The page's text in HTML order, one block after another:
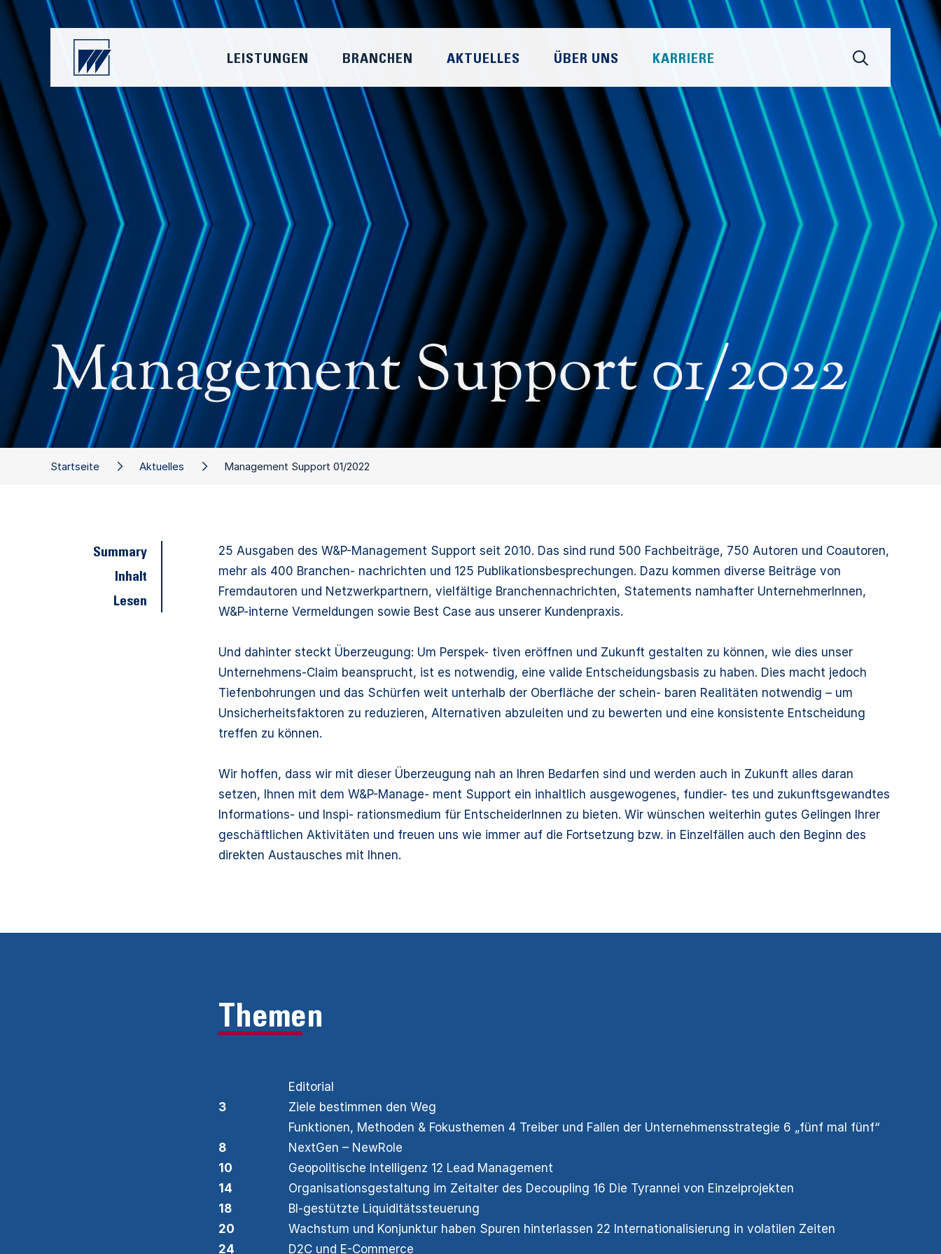
25 Ausgaben des W&P-Management Support seit 2010. Das sind rund 500 Fachbeiträge, 750 Autoren und Coautoren,
mehr als 400 Branchen- nachrichten und 125 Publikationsbesprechungen. Dazu kommen diverse Beiträge von
Fremdautoren und Netzwerkpartnern, vielfältige Branchennachrichten, Statements namhafter UnternehmerInnen,
W&P-interne Vermeldungen sowie Best Case aus unserer Kundenpraxis.
Und dahinter steckt Überzeugung: Um Perspek- tiven eröffnen und Zukunft gestalten zu können, wie dies unser
Unternehmens-Claim beansprucht, ist es notwendig, eine valide Entscheidungsbasis zu haben. Dies macht jedoch
Tiefenbohrungen und das Schürfen weit unterhalb der Oberfläche der schein- baren Realitäten notwendig – um
Unsicherheitsfaktoren zu reduzieren, Alternativen abzuleiten und zu bewerten und eine konsistente Entscheidung
treffen zu können.
Wir hoffen, dass wir mit dieser Überzeugung nah an Ihren Bedarfen sind und werden auch in Zukunft alles daran
setzen, Ihnen mit dem W&P-Manage- ment Support ein inhaltlich ausgewogenes, fundier- tes und zukunftsgewandtes
Informations- und Inspi- rationsmedium für EntscheiderInnen zu bieten. Wir wünschen weiterhin gutes Gelingen Ihrer
geschäftlichen Aktivitäten und freuen uns wie immer auf die Fortsetzung bzw. in Einzelfällen auch den Beginn des
direkten Austausches mit Ihnen.
Startseite Aktuelles Management Support 01/2022
Management Support 01/2022
LEISTUNGEN BRANCHEN AKTUELLES ÜBER UNS KARRIERE
Themen
Editorial
3
Ziele bestimmen den Weg
Funktionen, Methoden & Fokusthemen 4 Treiber und Fallen der Unternehmensstrategie 6 „fünf mal fünf“
8
NextGen – NewRole
10
Geopolitische Intelligenz 12 Lead Management
14
Organisationsgestaltung im Zeitalter des Decoupling 16 Die Tyrannei von Einzelprojekten
18
BI-gestützte Liquiditätssteuerung
20
Wachstum und Konjunktur haben Spuren hinterlassen 22 Internationalisierung in volatilen Zeiten
24
D2C und E-Commerce
Summary
Inhalt
Lesen